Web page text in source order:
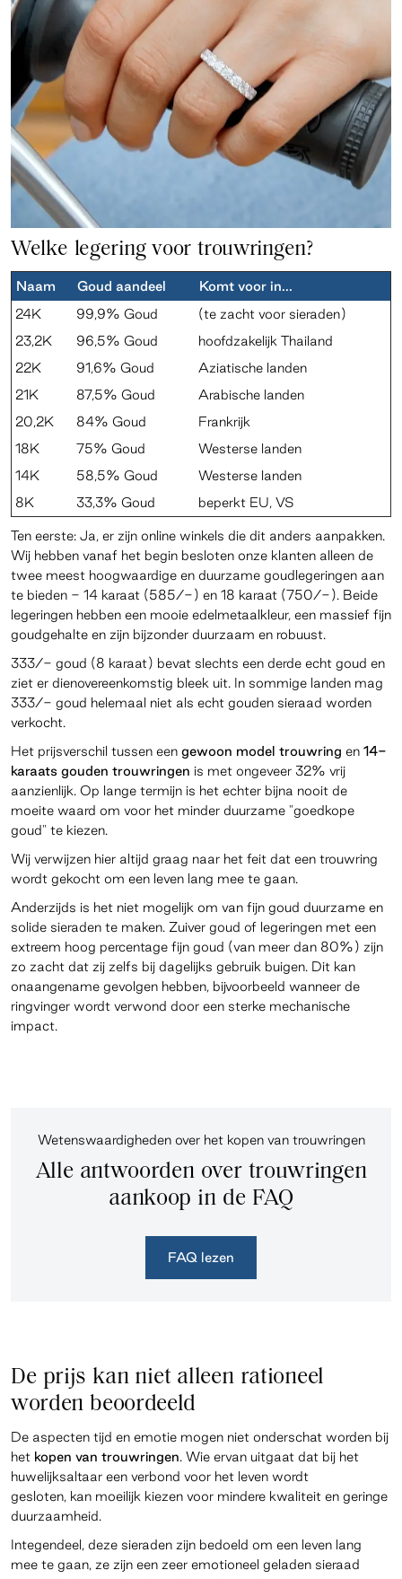
Welke legering voor trouwringen?
Naam Goud aandeel
Komt voor in...
24K
99,9% Goud
(te zacht voor sieraden)
23,2K
96,5% Goud
hoofdzakelijk Thailand
22K
91,6% Goud
Aziatische landen
21K
87,5% Goud
Arabische landen
20,2K
84% Goud
Frankrijk
18K
75% Goud
Westerse landen
14K
58,5% Goud
Westerse landen
8K
33,3% Goud beperkt EU, VS
Ten eerste: Ja, er zijn online winkels die dit anders aanpakken.
Wij hebben vanaf het begin besloten onze klanten alleen de
twee meest hoogwaardige en duurzame goudlegeringen aan
te bieden - 14 karaat (585/-) en 18 karaat (750/-). Beide
legeringen hebben een mooie edelmetaalkleur, een massief fijn
goudgehalte en zijn bijzonder duurzaam en robuust.
333/- goud (8 karaat) bevat slechts een derde echt goud en
ziet er dienovereenkomstig bleek uit. In sommige landen mag
333/- goud helemaal niet als echt gouden sieraad worden
verkocht.
Het prijsverschil tussen een gewoon model trouwring en 14-
karaats gouden trouwringen is met ongeveer 32% vrij
aanzienlijk. Op lange termijn is het echter bijna nooit de
moeite waard om voor het minder duurzame "goedkope
goud" te kiezen.
Wij verwijzen hier altijd graag naar het feit dat een trouwring
wordt gekocht om een leven lang mee te gaan.
Anderzijds is het niet mogelijk om van fijn goud duurzame en
solide sieraden te maken. Zuiver goud of legeringen met een
extreem hoog percentage fijn goud (van meer dan 80%) zijn
zo zacht dat zij zelfs bij dagelijks gebruik buigen. Dit kan
onaangename gevolgen hebben, bijvoorbeeld wanneer de
ringvinger wordt verwond door een sterke mechanische
impact.
Wetenswaardigheden over het kopen van trouwringen
Alle antwoorden over trouwringen
aankoop in de FAQ
FAQ lezen
De prijs kan niet alleen rationeel
worden beoordeeld
De aspecten tijd en emotie mogen niet onderschat worden bij
het kopen van trouwringen. Wie ervan uitgaat dat bij het
huwelijksaltaar een verbond voor het leven wordt
gesloten, kan moeilijk kiezen voor mindere kwaliteit en geringe
duurzaamheid.
Integendeel, deze sieraden zijn bedoeld om een leven lang
mee te gaan, ze zijn een zeer emotioneel geladen sieraad